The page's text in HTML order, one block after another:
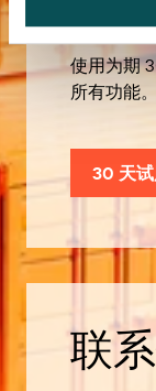
使用为期
所有功能。
30 天
联